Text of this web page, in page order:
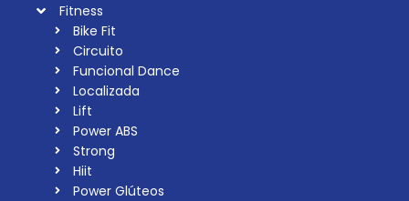
Fitness
Bike Fit
Circuito
Funcional Dance
Localizada
Lift
Power ABS
Strong
Hiit
Power Glúteos